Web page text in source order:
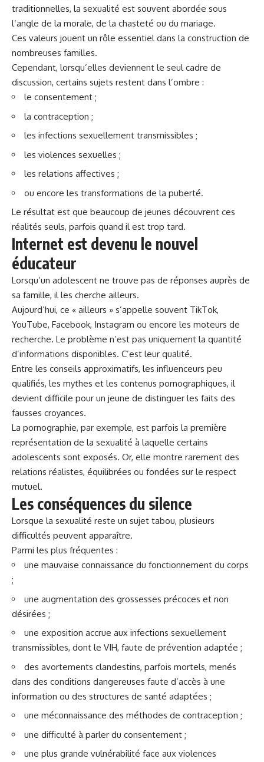
traditionnelles, la sexualité est souvent abordée sous
l’angle de la morale, de la chasteté ou du mariage.
Ces valeurs jouent un rôle essentiel dans la construction de
nombreuses familles.
Cependant, lorsqu’elles deviennent le seul cadre de
discussion, certains sujets restent dans l’ombre :
le consentement ;
la contraception ;
les infections sexuellement transmissibles ;
les violences sexuelles ;
les relations affectives ;
ou encore les transformations de la puberté.
Le résultat est que beaucoup de jeunes découvrent ces
réalités seuls, parfois quand il est trop tard.
Internet est devenu le nouvel
éducateur
Lorsqu’un adolescent ne trouve pas de réponses auprès de
sa famille, il les cherche ailleurs.
Aujourd’hui, ce « ailleurs » s’appelle souvent TikTok,
YouTube, Facebook, Instagram ou encore les moteurs de
recherche. Le problème n’est pas uniquement la quantité
d’informations disponibles. C’est leur qualité.
Entre les conseils approximatifs, les influenceurs peu
qualifiés, les mythes et les contenus pornographiques, il
devient difficile pour un jeune de distinguer les faits des
fausses croyances.
La pornographie, par exemple, est parfois la première
représentation de la sexualité à laquelle certains
adolescents sont exposés. Or, elle montre rarement des
relations réalistes, équilibrées ou fondées sur le respect
mutuel.
Les conséquences du silence
Lorsque la sexualité reste un sujet tabou, plusieurs
difficultés peuvent apparaître.
Parmi les plus fréquentes :
une mauvaise connaissance du fonctionnement du corps
;
une augmentation des grossesses précoces et non
désirées ;
une exposition accrue aux infections sexuellement
transmissibles, dont le VIH, faute de prévention adaptée ;
des avortements clandestins, parfois mortels, menés
dans des conditions dangereuses faute d’accès à une
information ou des structures de santé adaptées ;
une méconnaissance des méthodes de contraception ;
une difficulté à parler du consentement ;
une plus grande vulnérabilité face aux violences